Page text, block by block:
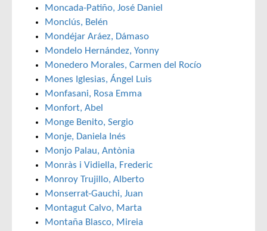
Moncada-Patiño, José Daniel
Monclús, Belén
Mondéjar Aráez, Dámaso
Mondelo Hernández, Yonny
Monedero Morales, Carmen del Rocío
Mones Iglesias, Ángel Luis
Monfasani, Rosa Emma
Monfort, Abel
Monge Benito, Sergio
Monje, Daniela Inés
Monjo Palau, Antònia
Monràs i Vidiella, Frederic
Monroy Trujillo, Alberto
Monserrat-Gauchi, Juan
Montagut Calvo, Marta
Montaña Blasco, Mireia